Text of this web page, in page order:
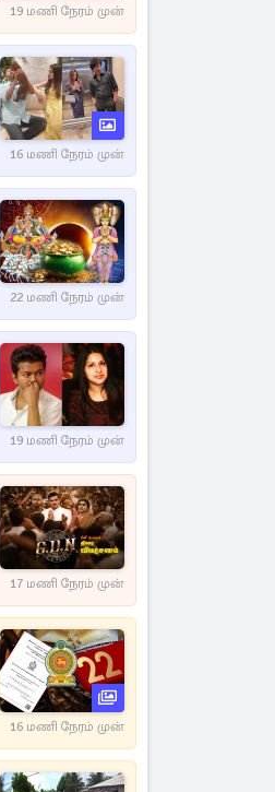
19 மணி நேரம் முன்
16 மணி நேரம் முன்
22 மணி நேரம் முன்
19 மணி நேரம் முன்
17 மணி நேரம் முன்
16 மணி நேரம் முன்